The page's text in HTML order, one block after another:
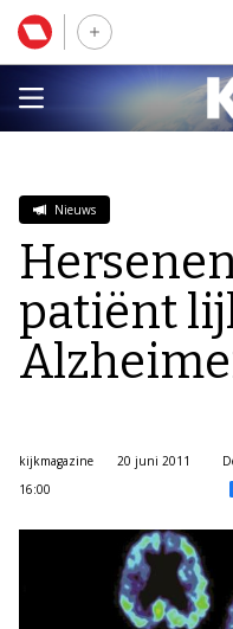
Nieuws
patiënt
kijkmagazine
20 juni 2011
16:00